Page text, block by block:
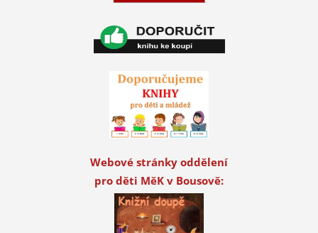
Webové stránky oddělení
pro děti MěK v Bousově: